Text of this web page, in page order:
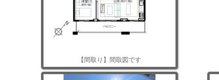
【間取り】間取図です